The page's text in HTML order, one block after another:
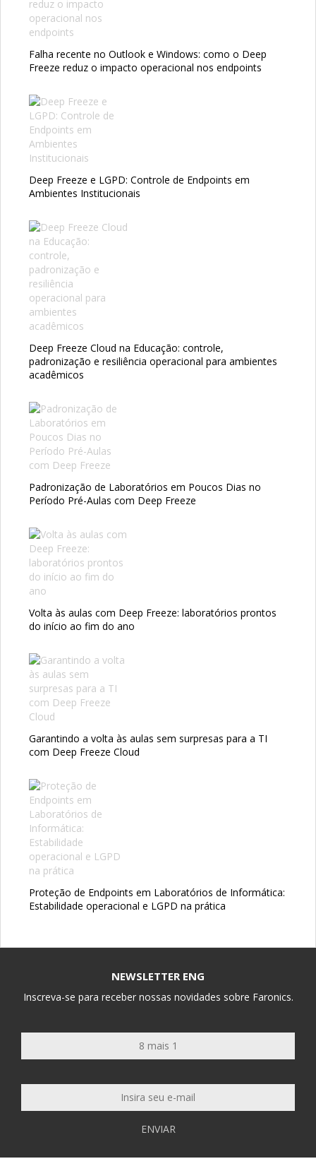
Falha recente no Outlook e Windows: como o Deep
Freeze reduz o impacto operacional nos endpoints
Deep Freeze e LGPD: Controle de Endpoints em
Ambientes Institucionais
Deep Freeze Cloud na Educação: controle,
padronização e resiliência operacional para ambientes
acadêmicos
Padronização de Laboratórios em Poucos Dias no
Período Pré-Aulas com Deep Freeze
Volta às aulas com Deep Freeze: laboratórios prontos
do início ao fim do ano
Garantindo a volta às aulas sem surpresas para a TI
com Deep Freeze Cloud
Proteção de Endpoints em Laboratórios de Informática:
Estabilidade operacional e LGPD na prática
NEWSLETTER ENG
Inscreva-se para receber nossas novidades sobre Faronics.
ENVIAR